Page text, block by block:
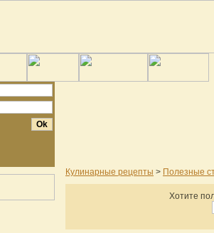
Кулинарные рецепты > Полезные
Хотите